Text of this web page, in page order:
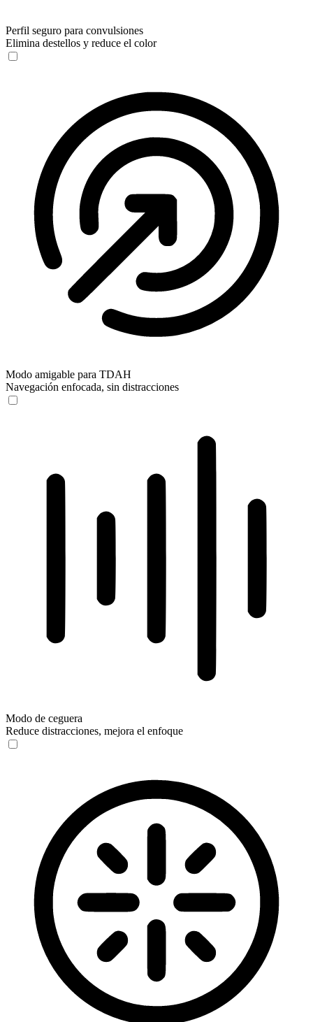
Perfil seguro para convulsiones
Elimina destellos y reduce el color
Modo amigable para TDAH
Navegación enfocada, sin distracciones
Modo de ceguera
Reduce distracciones, mejora el enfoque